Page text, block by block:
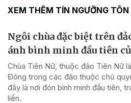
XEM THÊM TÍN NGƯỠNG TÔN
Ngôi chùa đặc biệt trên
ánh bình minh đầu tiên
Chùa Tiên Nữ, thuộc đảo Tiên Nữ
Đông trong các đảo thuộc chủ
đây là nơi đón bình minh đầu tiên,
liền.